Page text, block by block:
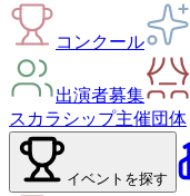
コンクール
出演者募集
スカラシップ主催団体
イベント を探す